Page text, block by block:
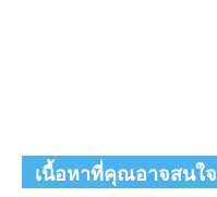
เนื้อหาที่คุณอาจสนใจ